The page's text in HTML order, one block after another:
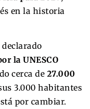
en la historia
la UNESCO
cerca de 27.000
3.000 habitantes
por cambiar.